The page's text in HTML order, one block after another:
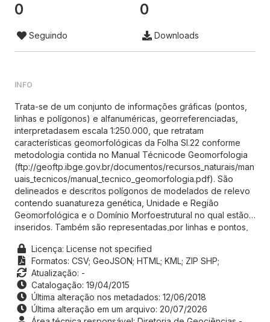
0
Seguindo
0
Downloads
INFO
Trata-se de um conjunto de informações gráficas (pontos,
linhas e polígonos) e alfanuméricas, georreferenciadas,
interpretadasem escala 1:250.000, que retratam
características geomorfológicas da Folha SI.22 conforme
metodologia contida no Manual Técnicode Geomorfologia
(ftp://geoftp.ibge.gov.br/documentos/recursos_naturais/man
uais_tecnicos/manual_tecnico_geomorfologia.pdf). São
delineados e descritos polígonos de modelados de relevo
contendo suanatureza genética, Unidade e Região
Geomorfológica e o Domínio Morfoestrutural no qual estão
inseridos. Também são representadas,por linhas e pontos,
metodologia descrita no Manual Técnico de Geomorfologia
é uma evolução dos procedimentos metodológicos
adotados pelo projetoRADAMBRASIL no mapeamento
geomorfológico do Brasil na escala de 1:1.000.000. O
processo de elaboração dos mapas consistedas seguintes
etapas: (1) estudo preliminar da área com a aquisição de
Licença: License not specified
Formatos: CSV; GeoJSON; HTML; KML; ZIP SHP;
Atualização: -
Catalogação: 19/04/2015
Última alteração nos metadados: 12/06/2018
Última alteração em um arquivo: 20/07/2026